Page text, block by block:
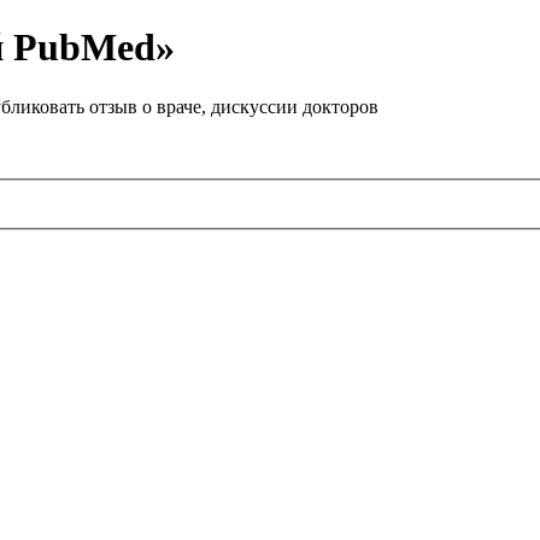
отзыв о враче, дискуссии докторов